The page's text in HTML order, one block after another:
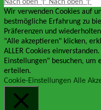
Nach oben ↑ Nach oben ↑
Wir verwenden Cookies auf
bestmögliche Erfahrung zu
Präferenzen und
"Alle akzeptieren" klicken,
ALLER Cookies
Einstellungen" besuchen,
erteilen.
Cookie-Einstellungen Alle